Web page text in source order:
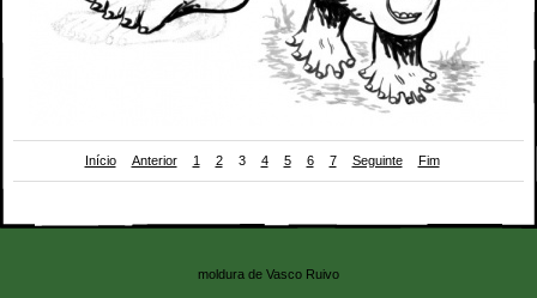
Início Anterior 1 2 3 4 5 6 7 Seguinte Fim
moldura de Vasco Ruivo